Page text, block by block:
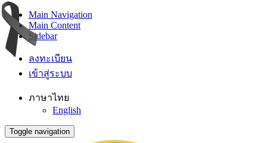
Main Navigation
Main Content
Sidebar
ลงทะเบียน
เข้าสู่ระบบ
ภาษาไทย
English
Toggle navigation